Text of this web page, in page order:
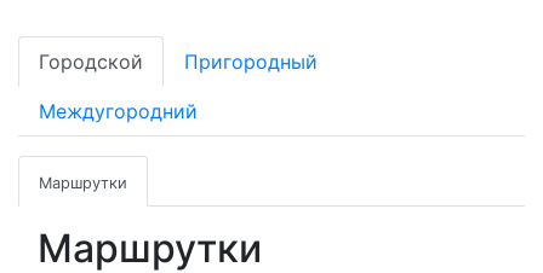
Городской Пригородный
Междугородний
Маршрутки
Маршрутки